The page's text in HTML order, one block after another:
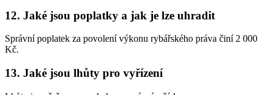
12. Jaké jsou poplatky a jak je lze uhradit
Správní poplatek za povolení výkonu rybářského práva činí 2 000
Kč.
13. Jaké jsou lhůty pro vyřízení